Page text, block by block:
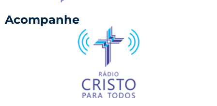
Acompanhe